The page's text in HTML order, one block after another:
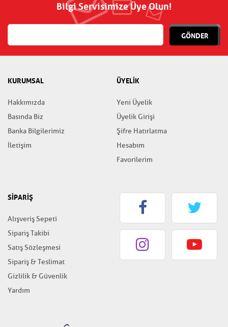
Bilgi Servisimize Üye Olun!
GÖNDER
KURUMSAL
Hakkımızda
Basında Biz
Banka Bilgilerimiz
İletişim
ÜYELİK
Yeni Üyelik
Üyelik Girişi
Şifre Hatırlatma
Hesabım
Favorilerim
SİPARİŞ
Alışveriş Sepeti
Sipariş Takibi
Satış Sözleşmesi
Sipariş & Teslimat
Gizlilik & Güvenlik
Yardım